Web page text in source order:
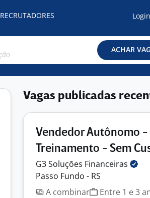
RECRUTADORES Login
ACHAR
Vagas publicadas
Vendedor Autônomo -
Treinamento - Sem
G3 Soluções Financeiras
Passo Fundo - RS
A combinar
Entre 1 e 3